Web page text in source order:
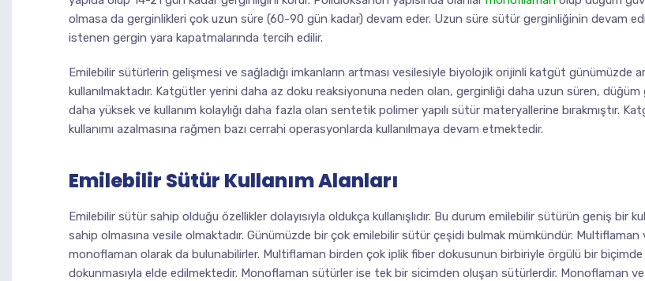
olmasa da gerginlikleri çok uzun süre (60-90 gün kadar) devam eder. Uzun süre sütür gerginliğinin devam
istenen gergin yara kapatmalarında tercih edilir.
Emilebilir sütürlerin gelişmesi ve sağladığı imkanların artması vesilesiyle biyolojik orijinli katgüt günümüzde
kullanılmaktadır. Katgütler yerini daha az doku reaksiyonuna neden olan, gerginliği daha uzun süren, düğüm
daha yüksek ve kullanım kolaylığı daha fazla olan sentetik polimer yapılı sütür materyallerine bırakmıştır.
kullanımı azalmasına rağmen bazı cerrahi operasyonlarda kullanılmaya devam etmektedir.
Emilebilir Sütür Kullanım Alanları
Emilebilir sütür sahip olduğu özellikler dolayısıyla oldukça kullanışlıdır. Bu durum emilebilir sütürün geniş bir
sahip olmasına vesile olmaktadır. Günümüzde bir çok emilebilir sütür çeşidi bulmak mümkündür. Multiflaman
monoflaman olarak da bulunabilirler. Multiflaman birden çok iplik fiber dokusunun birbiriyle örgülü bir biçimde
dokunmasıyla elde edilmektedir. Monoflaman sütürler ise tek bir sicimden oluşan sütürlerdir. Monoflaman